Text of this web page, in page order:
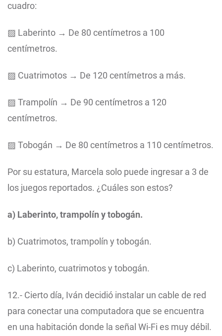
cuadro:
▨ Laberinto → De 80 centímetros a 100
centímetros.
▨ Cuatrimotos → De 120 centímetros a más.
▨ Trampolín → De 90 centímetros a 120
centímetros.
▨ Tobogán → De 80 centímetros a 110 centímetros.
Por su estatura, Marcela solo puede ingresar a 3 de
los juegos reportados. ¿Cuáles son estos?
a) Laberinto, trampolín y tobogán.
b) Cuatrimotos, trampolín y tobogán.
c) Laberinto, cuatrimotos y tobogán.
12.- Cierto día, Iván decidió instalar un cable de red
para conectar una computadora que se encuentra
en una habitación donde la señal Wi-Fi es muy débil.